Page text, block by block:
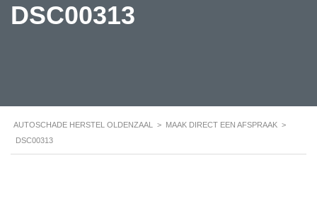
DSC00313
AUTOSCHADE HERSTEL OLDENZAAL > MAAK DIRECT EEN AFSPRAAK >
DSC00313